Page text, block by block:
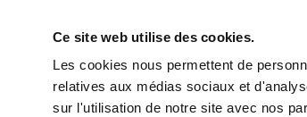
Ce site web utilise des cookies.
Les cookies nous permettent de
relatives aux médias sociaux et
sur l'utilisation de notre site avec nos